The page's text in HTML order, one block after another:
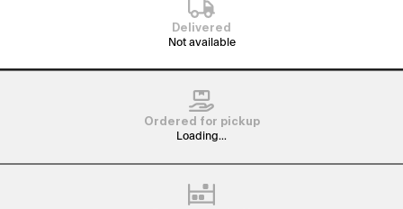
Delivered
Not available
Ordered for pickup
Loading...